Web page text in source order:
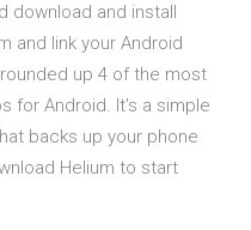
download and install
and link your Android
up 4 of the most
for Android. It's a simple
backs up your phone
Helium to start